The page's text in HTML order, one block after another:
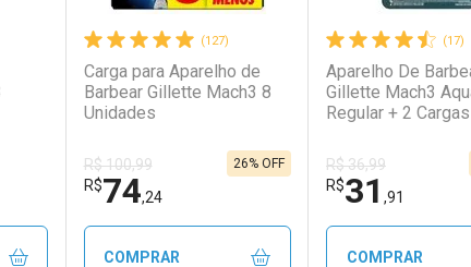
(127)
Carga para Aparelho de
Barbear Gillette Mach3 8
Unidades
R$ 100,99
R$74,24
26% OFF
COMPRAR
(17)
Aparelho De
Gillette Mach3
Regular + 2 Cargas
R$ 36,99
R$31 ,91
COMPRAR